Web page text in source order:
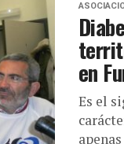
en
Es el